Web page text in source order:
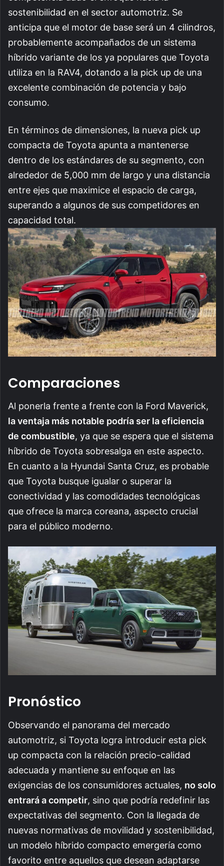
sostenibilidad en el sector automotriz. Se
anticipa que el motor de base será un 4 cilindros,
probablemente acompañados de un sistema
híbrido variante de los ya populares que Toyota
utiliza en la RAV4, dotando a la pick up de una
excelente combinación de potencia y bajo
consumo.
En términos de dimensiones, la nueva pick up
compacta de Toyota apunta a mantenerse
dentro de los estándares de su segmento, con
alrededor de 5,000 mm de largo y una distancia
entre ejes que maximice el espacio de carga,
superando a algunos de sus competidores en
capacidad total.
Comparaciones
Al ponerla frente a frente con la Ford Maverick,
la ventaja más notable podría ser la eficiencia
de combustible, ya que se espera que el sistema
híbrido de Toyota sobresalga en este aspecto.
En cuanto a la Hyundai Santa Cruz, es probable
que Toyota busque igualar o superar la
conectividad y las comodidades tecnológicas
que ofrece la marca coreana, aspecto crucial
para el público moderno.
Pronóstico
Observando el panorama del mercado
automotriz, si Toyota logra introducir esta pick
up compacta con la relación precio-calidad
adecuada y mantiene su enfoque en las
exigencias de los consumidores actuales, no solo
entrará a competir, sino que podría redefinir las
expectativas del segmento. Con la llegada de
nuevas normativas de movilidad y sostenibilidad,
un modelo híbrido compacto emergería como
favorito entre aquellos que desean adaptarse